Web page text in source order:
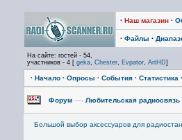
· Наш магазин ·
· Файлы ·
На сайте: гостей - 54,
участников - 4 [ geka, Chester, Evpator, ArtHD]
· Начало · Опросы · События · Статистика ·
Форум —› Любительская радиосвязь
Большой выбор аксессуаров для